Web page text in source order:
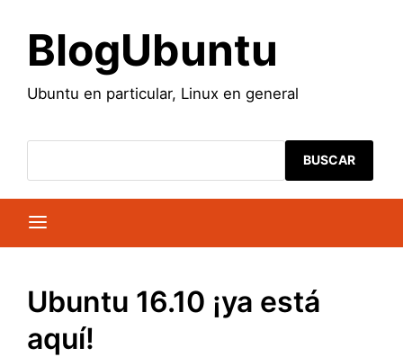
contenido
BlogUbuntu
Ubuntu en particular, Linux en general
BUSCAR
Ubuntu 16.10 ¡ya está
aquí!